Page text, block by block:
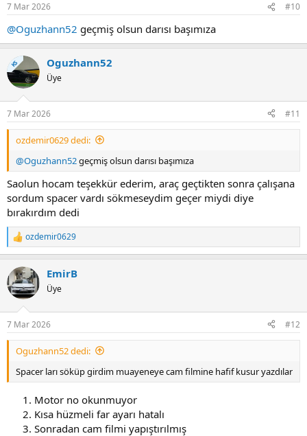
7 Mar 2026 #10
@Oguzhann52 geçmiş olsun darısı başımıza
KS Oguzhann52
Üye
7 Mar 2026 #11
ozdemir0629 dedi:
@Oguzhann52geçmiş olsun darısı başımıza
Saolun hocam teşekkür ederim, araç geçtikten sonra çalışana
sordum spacer vardı sökmeseydim geçer miydi diye
bırakırdım dedi
T
e
k
i
l
ozdemir0629
EmirB
Üye
7 Mar 2026 #12
Oguzhann52 dedi:
Spacer ları söküp girdim muayeneye cam filmine hafif kusur yazdılar
Motor no okunmuyor
Kısa hüzmeli far ayarı hatalı
Sonradan cam filmi yapıştırılmış